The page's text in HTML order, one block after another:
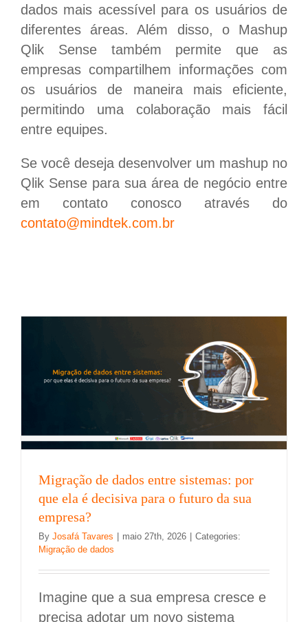
dados mais acessível para os usuários de
diferentes áreas. Além disso, o Mashup
Qlik Sense também permite que as
empresas compartilhem informações com
os usuários de maneira mais eficiente,
permitindo uma colaboração mais fácil
entre equipes.
Se você deseja desenvolver um mashup no
Qlik Sense para sua área de negócio entre
em contato conosco através do
contato@mindtek.com.br
Migração de dados entre sistemas: por
que ela é decisiva para o futuro da sua
empresa?
By Josafá Tavares | maio 27th, 2026 | Categories:
Migração de dados
Imagine que a sua empresa cresce e
precisa adotar um novo sistema